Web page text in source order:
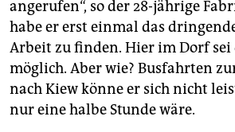
angerufen“, so der 28-jährige
habe er erst einmal das
Arbeit zu finden. Hier im Dorf sei
möglich. Aber wie? Busfahrten
nach Kiew könne er sich nicht
nur eine halbe Stunde wäre.